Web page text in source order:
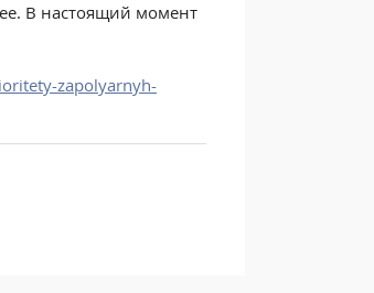
В настоящий момент
zapolyarnyh-